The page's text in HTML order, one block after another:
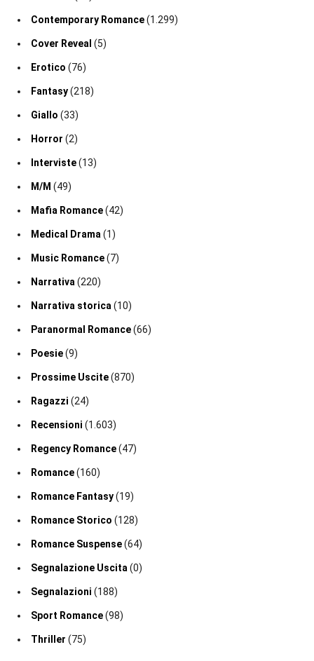
Contemporary Romance(1.299)
Cover Reveal (5)
Erotico (76)
Fantasy(218)
Giallo (33)
Horror (2)
Interviste(13)
M/M (49)
Mafia Romance(42)
Medical Drama (1)
Music Romance(7)
Narrativa (220)
Narrativa storica (10)
Paranormal Romance(66)
Poesie(9)
Prossime Uscite(870)
Ragazzi (24)
Recensioni (1.603)
Regency Romance(47)
Romance(160)
Romance Fantasy(19)
Romance Storico (128)
Romance Suspense(64)
Segnalazione Uscita (0)
Segnalazioni (188)
Sport Romance(98)
Thriller (75)